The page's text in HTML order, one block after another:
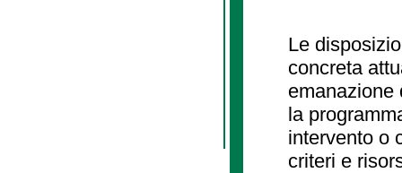
Le
concreta
emanazione
la
intervento o
criteri e